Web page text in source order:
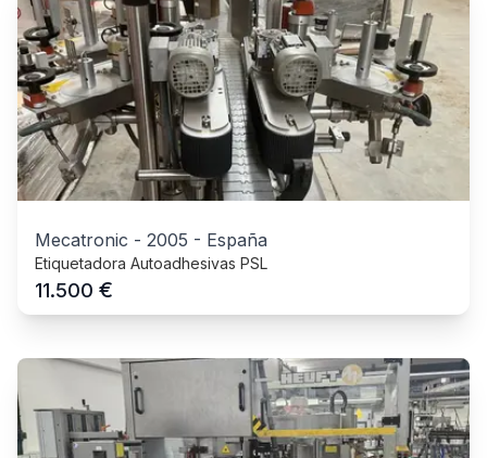
Mecatronic - 2005 - España
Etiquetadora Autoadhesivas PSL
11.500 €